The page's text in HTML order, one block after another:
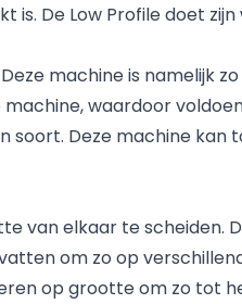
De Low Profile doet
machine is namelijk
waardoor
Deze machine kan
van elkaar te scheiden.
om zo op
op grootte om zo tot